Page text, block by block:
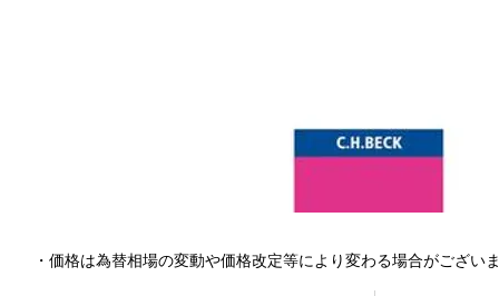
・価格は為替相場の変動や価格改定等により変わる場合がござい